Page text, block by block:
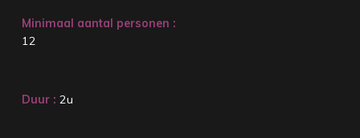
Minimaal aantal personen :
12
Duur : 2u